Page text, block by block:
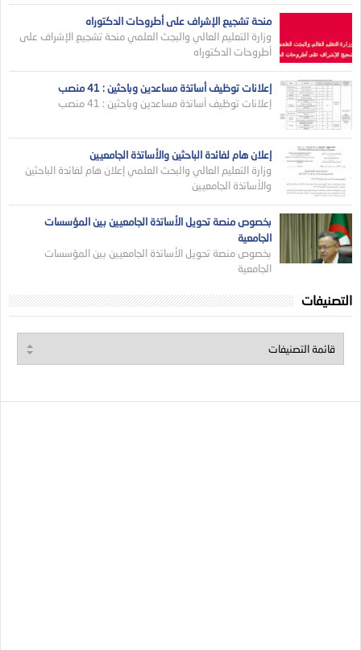
منحة تشجيع الإشراف على أطروحات الدكتوراه
وزارة التعليم العالي والبجث العلمي منحة تشجيع الإشراف على
أطروحات الدكتوراه
إعلانات توظيف أساتذة مساعدين وباحثين : 41 منصب
إعلانات توظيف أساتذة مساعدين وباحثين : 41 منصب
إعلان هام لفائدة الباحثين والأساتذة الجامعيين
وزارة التعليم العالي والبحث العلمي إعلان هام لفائدة الباحثين
والأساتذة الجامعيين
بخصوص منصة تحويل الأساتذة الجامعيين بين المؤسسات
الجامعية
بخصوص منصة تحويل الأساتذة الجامعيين بين المؤسسات
الجامعية
التصنيفات